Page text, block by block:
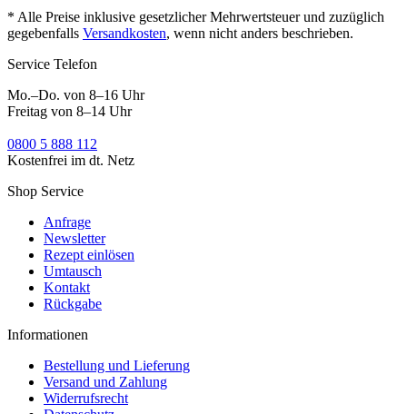
* Alle Preise inklusive gesetzlicher Mehrwertsteuer und zuzüglich
gegebenfalls Versandkosten, wenn nicht anders beschrieben.
Service Telefon
Mo.–Do. von 8–16 Uhr
Freitag von 8–14 Uhr
0800 5 888 112
Kostenfrei im dt. Netz
Shop Service
Anfrage
Newsletter
Rezept einlösen
Umtausch
Kontakt
Rückgabe
Informationen
Bestellung und Lieferung
Versand und Zahlung
Widerrufsrecht